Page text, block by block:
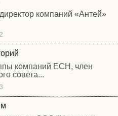
компаний «Антей»
компаний ЕСН, член
совета...